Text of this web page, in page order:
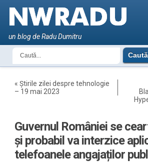
un blog de Radu Dumitru
«Știrile zilei despre tehnologie
– 19 mai 2023
Guvernul României se
și probabil va interzice
telefoanele angajaților